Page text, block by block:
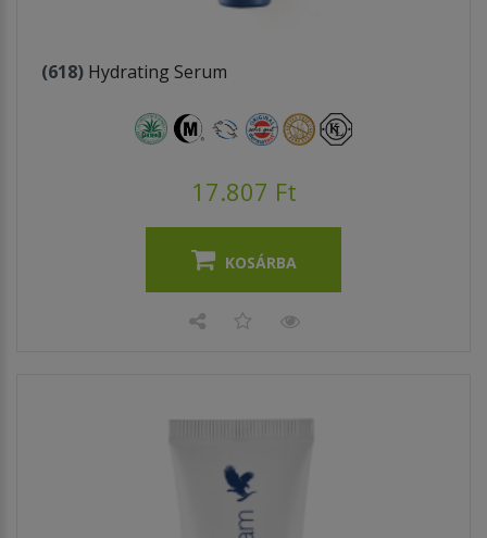
(618) Hydrating Serum
17.807 Ft
KOSÁRBA